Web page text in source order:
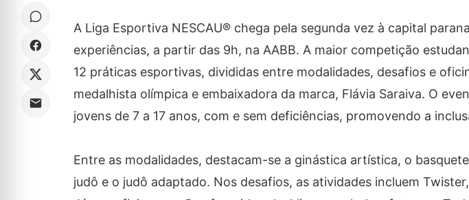
A Liga Esportiva NESCAU® chega pela segunda vez à capital
experiências, a partir das 9h, na AABB. A maior competição
12 práticas esportivas, divididas entre modalidades, desafios e
medalhista olímpica e embaixadora da marca, Flávia Saraiva. O
jovens de 7 a 17 anos, com e sem deficiências, promovendo a
Entre as modalidades, destacam-se a ginástica artística, o
judô e o judô adaptado. Nos desafios, as atividades incluem